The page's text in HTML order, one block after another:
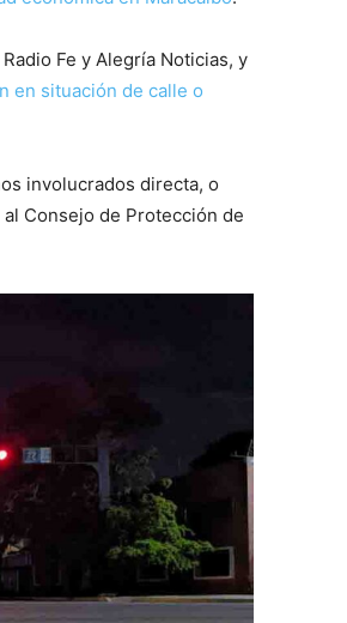
Fe y Alegría Noticias, y
en situación de calle o
involucrados directa, o
Consejo de Protección de